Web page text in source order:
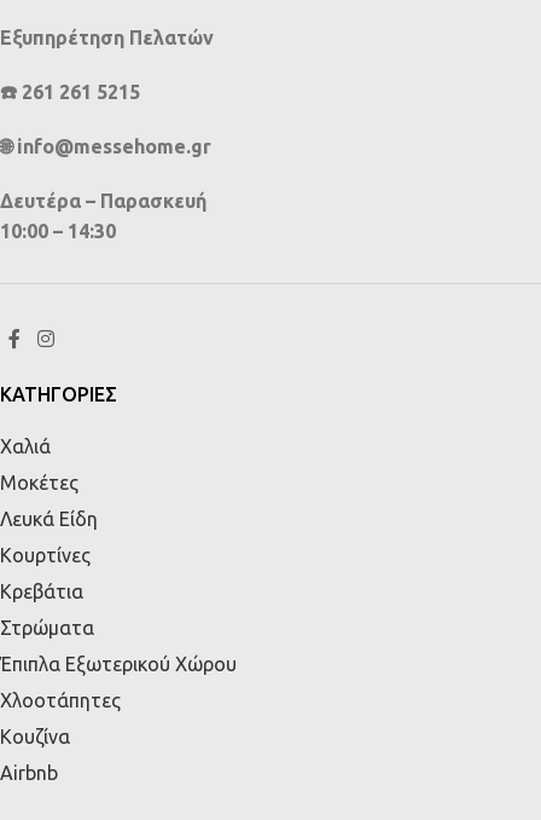
Εξυπηρέτηση Πελατών
☎️ 261 261 5215
🌐 info@messehome.gr
Δευτέρα – Παρασκευή
10:00 – 14:30
ΚΑΤΗΓΟΡΙΕΣ
Χαλιά
Μοκέτες
Λευκά Είδη
Κουρτίνες
Κρεβάτια
Στρώματα
Έπιπλα Εξωτερικού Χώρου
Χλοοτάπητες
Κουζίνα
Airbnb